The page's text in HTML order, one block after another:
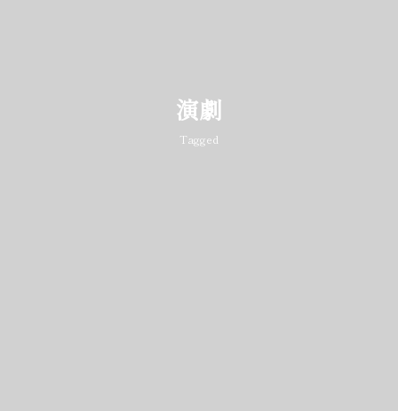
演劇
Tagged